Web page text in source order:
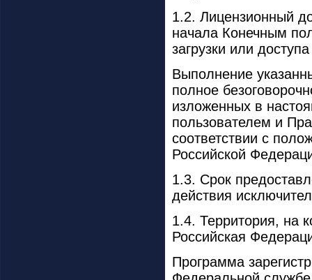
1.2. Лицензионный
начала Конечным
загрузки или
Выполнение
полное
изложенных в
пользователем и
соответствии с
Российской
1.3. Срок
действия
1.4. Территория, на
Российская
Программа